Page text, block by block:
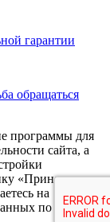
гарантии
обращаться
программы для
сайта, а
«Принять» или
на
по
ссылке